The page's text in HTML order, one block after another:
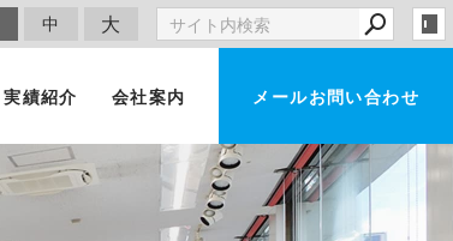
中 大
実績紹介 会社案内 メールお問い合わせ